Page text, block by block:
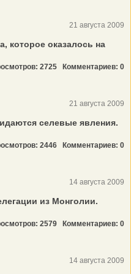
21 августа 2009
которое оказалось на
2725 Комментариев: 0
21 августа 2009
селевые явления.
2446 Комментариев: 0
14 августа 2009
из Монголии.
2579 Комментариев: 0
14 августа 2009